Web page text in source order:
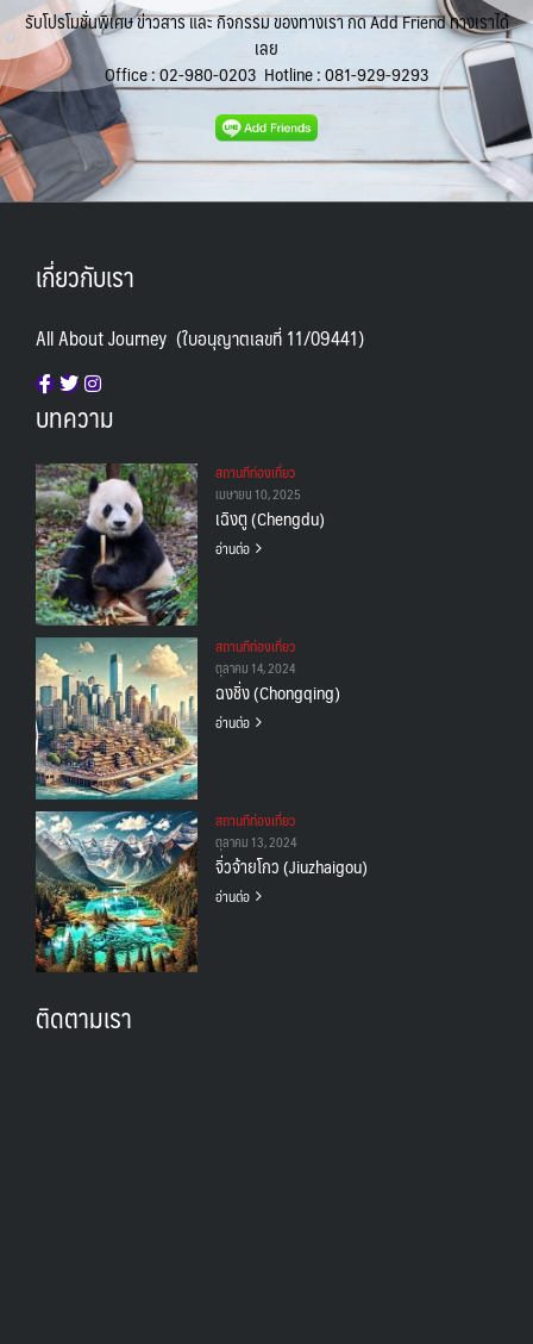
รับโปรโมชั่นพิเศษ ข่าวสาร และ กิจกรรม ของทางเรา กด Add Friend ทางเราได้
เลย
Office :02-980-0203 Hotline :081-929-9293
เกี่ยวกับเรา
All About Journey (ใบอนุญาตเลขที่ 11/09441)
บทความ
สถานทีท่องเที่ยว
เมษายน 10, 2025
เฉิงตู (Chengdu)
อ่านต่อ
สถานทีท่องเที่ยว
ตุลาคม 14, 2024
ฉงชิ่ง (Chongqing)
อ่านต่อ
สถานทีท่องเที่ยว
ตุลาคม 13, 2024
จิ่วจ้ายโกว (Jiuzhaigou)
อ่านต่อ
ติดตามเรา